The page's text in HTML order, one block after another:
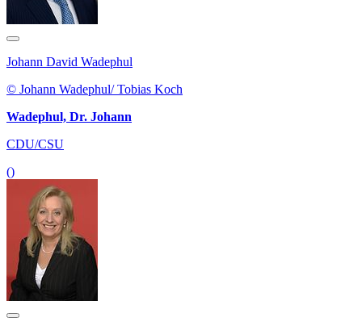
Johann David Wadephul
© Johann Wadephul/ Tobias Koch
Wadephul, Dr. Johann
CDU/CSU
()